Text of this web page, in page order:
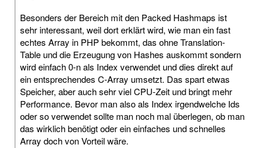
Besonders der Bereich mit den Packed Hashmaps ist
sehr interessant, weil dort erklärt wird, wie man ein fast
echtes Array in PHP bekommt, das ohne Translation-
Table und die Erzeugung von Hashes auskommt sondern
wird einfach 0-n als Index verwendet und dies direkt auf
ein entsprechendes C-Array umsetzt. Das spart etwas
Speicher, aber auch sehr viel CPU-Zeit und bringt mehr
Performance. Bevor man also als Index irgendwelche Ids
oder so verwendet sollte man noch mal überlegen, ob man
das wirklich benötigt oder ein einfaches und schnelles
Array doch von Vorteil wäre.